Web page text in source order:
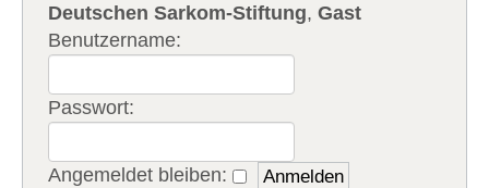
Deutschen Sarkom-Stiftung,Gast
Benutzername:
Passwort:
Angemeldet bleiben: